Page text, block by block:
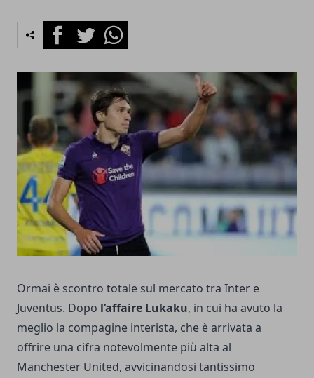
FacebookTwitterWhatsapp
Ormai è scontro totale sul mercato tra Inter e
Juventus. Dopo l’affaire Lukaku, in cui ha avuto la
meglio la compagine interista, che è arrivata a
offrire una cifra notevolmente più alta al
Manchester United, avvicinandosi tantissimo